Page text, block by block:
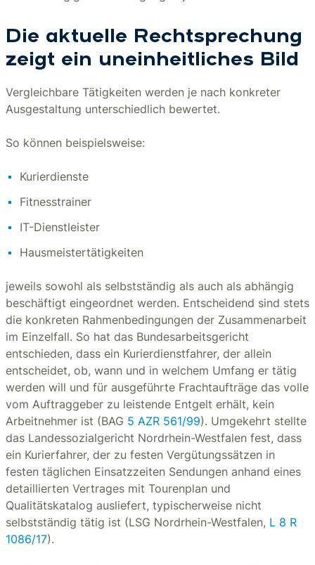
Die aktuelle Rechtsprechung
zeigt ein uneinheitliches Bild
Vergleichbare Tätigkeiten werden je nach konkreter
Ausgestaltung unterschiedlich bewertet.
So können beispielsweise:
Kurierdienste
Fitnesstrainer
IT-Dienstleister
Hausmeistertätigkeiten
jeweils sowohl als selbstständig als auch als abhängig
beschäftigt eingeordnet werden. Entscheidend sind stets
die konkreten Rahmenbedingungen der Zusammenarbeit
im Einzelfall. So hat das Bundesarbeitsgericht
entschieden, dass ein Kurierdienstfahrer, der allein
entscheidet, ob, wann und in welchem Umfang er tätig
werden will und für ausgeführte Frachtaufträge das volle
vom Auftraggeber zu leistende Entgelt erhält, kein
Arbeitnehmer ist (BAG 5 AZR 561/99). Umgekehrt stellte
das Landessozialgericht Nordrhein-Westfalen fest, dass
ein Kurierfahrer, der zu festen Vergütungssätzen in
festen täglichen Einsatzzeiten Sendungen anhand eines
detaillierten Vertrages mit Tourenplan und
Qualitätskatalog ausliefert, typischerweise nicht
selbstständig tätig ist (LSG Nordrhein-Westfalen, L 8 R
1086/17).